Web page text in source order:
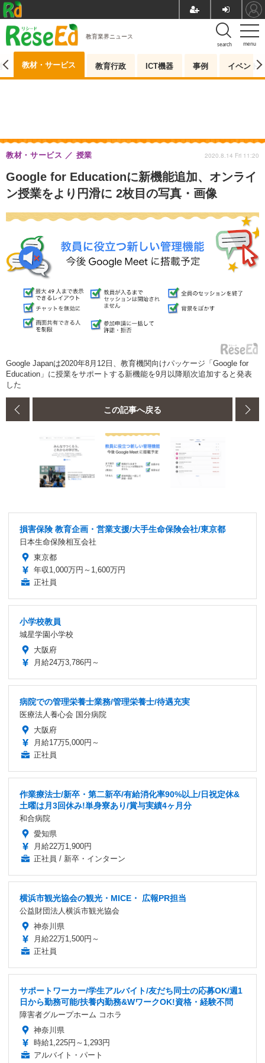
menu
search
教育業界ニュース
教材・サービス 教育行政 ICT機器 事例 イベント
Google for Educationに新機能追加、オンライ
ン授業をより円滑に 2枚目の写真・画像
教材・サービス 授業 2020.8.14 Fri 11:20
Google Japanは2020年8月12日、教育機関向けパッケージ「Google for
Education」に授業をサポートする新機能を9月以降順次追加すると発表
した
この記事へ戻る
損害保険 教育企画・営業支援/大手生命保険会社/東京都
日本生命保険相互会社
東京都
年収1,000万円～1,600万円
正社員
小学校教員
城星学園小学校
大阪府
月給24万3,786円～
病院での管理栄養士業務/管理栄養士/待遇充実
医療法人養心会 国分病院
大阪府
月給17万5,000円～
正社員
作業療法士/新卒・第二新卒/有給消化率90%以上/日祝定休&
土曜は月3回休み!単身寮あり/賞与実績4ヶ月分
和合病院
愛知県
月給22万1,900円
正社員 / 新卒・インターン
横浜市観光協会の観光・MICE・ 広報PR担当
公益財団法人横浜市観光協会
神奈川県
月給22万1,500円～
正社員
サポートワーカー/学生アルバイト/友だち同士の応募OK/週1
日から勤務可能/扶養内勤務&WワークOK!資格・経験不問
障害者グループホーム コホラ
神奈川県
時給1,225円～1,293円
アルバイト・パート